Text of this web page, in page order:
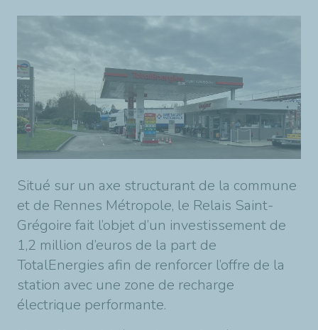
Situé sur un axe structurant de la commune
et de Rennes Métropole, le Relais Saint-
Grégoire fait l’objet d’un investissement de
1,2 million d’euros de la part de
TotalEnergies afin de renforcer l’offre de la
station avec une zone de recharge
électrique performante.